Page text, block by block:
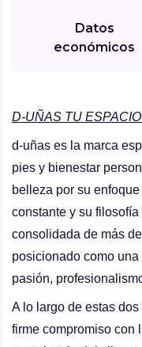
Datos
económicos
D-UÑAS TU
d-uñas es la marca
pies y bienestar
belleza por su
constante y su filosofía
consolidada de más
posicionado como
pasión,
A lo largo de estas dos
firme compromiso con